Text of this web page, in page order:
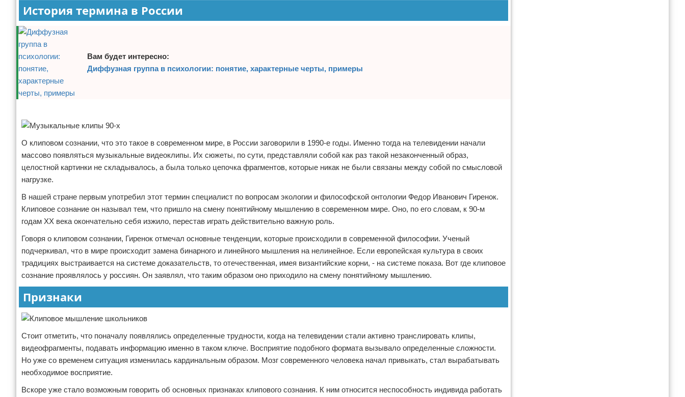
История термина в России
Вам будет интересно:
Диффузная группа в психологии: понятие, характерные черты, примеры
О клиповом сознании, что это такое в современном мире, в России заговорили в 1990-е годы. Именно тогда на телевидении начали
массово появляться музыкальные видеоклипы. Их сюжеты, по сути, представляли собой как раз такой незаконченный образ,
целостной картинки не складывалось, а была только цепочка фрагментов, которые никак не были связаны между собой по смысловой
нагрузке.
В нашей стране первым употребил этот термин специалист по вопросам экологии и философской онтологии Федор Иванович Гиренок.
Клиповое сознание он называл тем, что пришло на смену понятийному мышлению в современном мире. Оно, по его словам, к 90-м
годам XX века окончательно себя изжило, перестав играть действительно важную роль.
Говоря о клиповом сознании, Гиренок отмечал основные тенденции, которые происходили в современной философии. Ученый
подчеркивал, что в мире происходит замена бинарного и линейного мышления на нелинейное. Если европейская культура в своих
традициях выстраивается на системе доказательств, то отечественная, имея византийские корни, - на системе показа. Вот где клиповое
сознание проявлялось у россиян. Он заявлял, что таким образом оно приходило на смену понятийному мышлению.
Признаки
Стоит отметить, что поначалу появлялись определенные трудности, когда на телевидении стали активно транслировать клипы,
видеофрагменты, подавать информацию именно в таком ключе. Восприятие подобного формата вызывало определенные сложности.
Но уже со временем ситуация изменилась кардинальным образом. Мозг современного человека начал привыкать, стал вырабатывать
необходимое восприятие.
Вскоре уже стало возможным говорить об основных признаках клипового сознания. К ним относится неспособность индивида работать